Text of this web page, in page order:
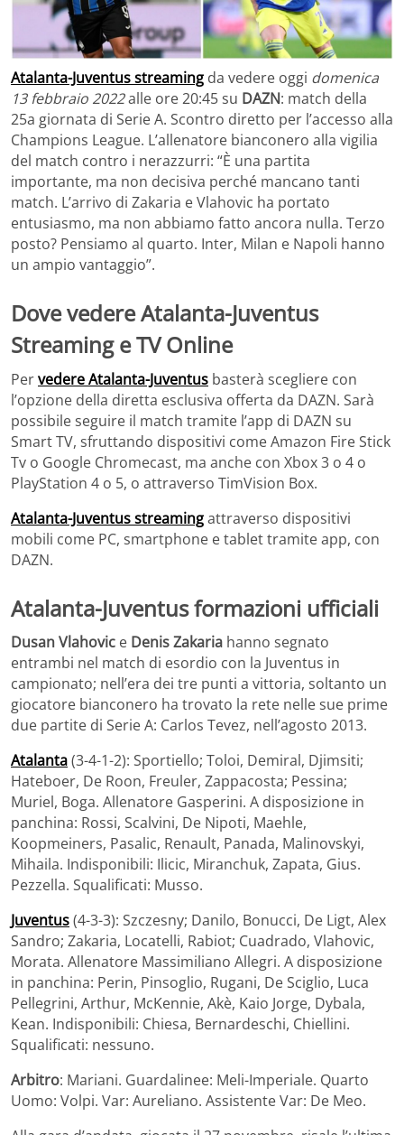
Atalanta-Juventus streaming da vedere oggi domenica
13 febbraio 2022alle ore 20:45 su DAZN: match della
25a giornata di Serie A. Scontro diretto per l’accesso alla
Champions League. L’allenatore bianconero alla vigilia
del match contro i nerazzurri: “È una partita
importante, ma non decisiva perché mancano tanti
match. L’arrivo di Zakaria e Vlahovic ha portato
entusiasmo, ma non abbiamo fatto ancora nulla. Terzo
posto? Pensiamo al quarto. Inter, Milan e Napoli hanno
un ampio vantaggio”.
Dove vedere Atalanta-Juventus
Streaming e TV Online
Pervedere Atalanta-Juventus basterà scegliere con
l’opzione della diretta esclusiva offerta da DAZN. Sarà
possibile seguire il match tramite l’app di DAZN su
Smart TV, sfruttando dispositivi come Amazon Fire Stick
Tv o Google Chromecast, ma anche con Xbox 3 o 4 o
PlayStation 4 o 5, o attraverso TimVision Box.
Atalanta-Juventus streamingattraverso dispositivi
mobili come PC, smartphone e tablet tramite app, con
DAZN.
Atalanta-Juventus formazioni ufficiali
Dusan Vlahovic e Denis Zakaria hanno segnato
entrambi nel match di esordio con la Juventus in
campionato; nell’era dei tre punti a vittoria, soltanto un
giocatore bianconero ha trovato la rete nelle sue prime
due partite di Serie A: Carlos Tevez, nell’agosto 2013.
Atalanta(3-4-1-2): Sportiello; Toloi, Demiral, Djimsiti;
Hateboer, De Roon, Freuler, Zappacosta; Pessina;
Muriel, Boga. Allenatore Gasperini. A disposizione in
panchina: Rossi, Scalvini, De Nipoti, Maehle,
Koopmeiners, Pasalic, Renault, Panada, Malinovskyi,
Mihaila. Indisponibili: Ilicic, Miranchuk, Zapata, Gius.
Pezzella. Squalificati: Musso.
Juventus(4-3-3): Szczesny; Danilo, Bonucci, De Ligt, Alex
Sandro; Zakaria, Locatelli, Rabiot; Cuadrado, Vlahovic,
Morata. Allenatore Massimiliano Allegri. A disposizione
in panchina: Perin, Pinsoglio, Rugani, De Sciglio, Luca
Pellegrini, Arthur, McKennie, Akè, Kaio Jorge, Dybala,
Kean. Indisponibili: Chiesa, Bernardeschi, Chiellini.
Squalificati: nessuno.
Arbitro: Mariani. Guardalinee: Meli-Imperiale. Quarto
Uomo: Volpi. Var: Aureliano. Assistente Var: De Meo.